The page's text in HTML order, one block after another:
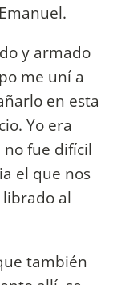
y armado
me uní a
en esta
Yo era
fue difícil
el que nos
al
también